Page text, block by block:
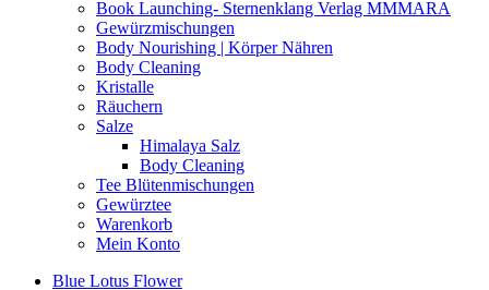
Book Launching- Sternenklang Verlag MMMARA
Gewürzmischungen
Body Nourishing | Körper Nähren
Body Cleaning
Kristalle
Räuchern
Salze
Himalaya Salz
Body Cleaning
Tee Blütenmischungen
Gewürztee
Warenkorb
Mein Konto
Blue Lotus Flower